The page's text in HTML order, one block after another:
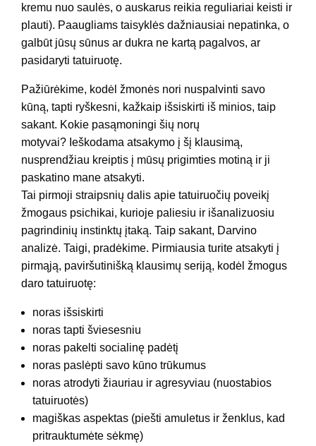
kremu nuo saulės, o auskarus reikia reguliariai keisti ir
plauti). Paaugliams taisyklės dažniausiai nepatinka, o
galbūt jūsų sūnus ar dukra ne kartą pagalvos, ar
pasidaryti tatuiruotę.
Pažiūrėkime, kodėl žmonės nori nuspalvinti savo
kūną, tapti ryškesni, kažkaip išsiskirti iš minios, taip
sakant. Kokie pasąmoningi šių norų
motyvai? Ieškodama atsakymo į šį klausimą,
nusprendžiau kreiptis į mūsų prigimties motiną ir ji
paskatino mane atsakyti.
Tai pirmoji straipsnių dalis apie tatuiruočių poveikį
žmogaus psichikai, kurioje paliesiu ir išanalizuosiu
pagrindinių instinktų įtaką. Taip sakant, Darvino
analizė. Taigi, pradėkime. Pirmiausia turite atsakyti į
pirmąją, paviršutinišką klausimų seriją, kodėl žmogus
daro tatuiruotę:
noras išsiskirti
noras tapti šviesesniu
noras pakelti socialinę padėtį
noras paslėpti savo kūno trūkumus
noras atrodyti žiauriau ir agresyviau (nuostabios
tatuiruotės)
magiškas aspektas (piešti amuletus ir ženklus, kad
pritrauktumėte sėkmę)